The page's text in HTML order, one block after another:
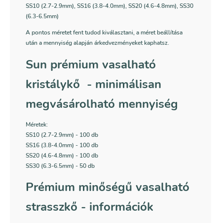
SS10 (2.7-2.9mm), SS16 (3.8-4.0mm), SS20 (4.6-4.8mm), SS30
(6.3-6.5mm)
A pontos méretet fent tudod kiválasztani, a méret beállítása
után a mennyiség alapján árkedvezményeket kaphatsz.
Sun prémium vasalható
kristálykő - minimálisan
megvásárolható mennyiség
Méretek:
SS10 (2.7-2.9mm) - 100 db
SS16 (3.8-4.0mm) - 100 db
SS20 (4.6-4.8mm) - 100 db
SS30 (6.3-6.5mm) - 50 db
Prémium minőségű vasalható
strasszkő - információk